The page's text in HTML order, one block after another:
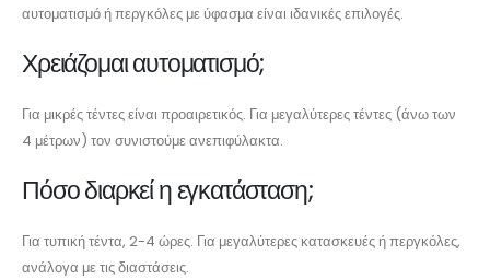
αυτοματισμό ή περγκόλες με ύφασμα είναι ιδανικές επιλογές.
Χρειάζομαι αυτοματισμό;
Για μικρές τέντες είναι προαιρετικός. Για μεγαλύτερες τέντες (άνω των
4 μέτρων) τον συνιστούμε ανεπιφύλακτα.
Πόσο διαρκεί η εγκατάσταση;
Για τυπική τέντα, 2-4 ώρες. Για μεγαλύτερες κατασκευές ή περγκόλες,
ανάλογα με τις διαστάσεις.